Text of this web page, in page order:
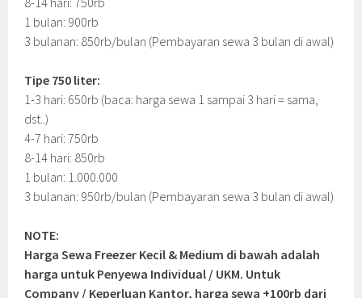
1 bulan: 900rb
3 bulanan: 850rb/bulan (Pembayaran sewa 3 bulan di awal)
Tipe 750 liter:
1-3 hari: 650rb (baca: harga sewa 1 sampai 3 hari = sama,
dst..)
4-7 hari: 750rb
8-14 hari: 850rb
1 bulan: 1.000.000
3 bulanan: 950rb/bulan (Pembayaran sewa 3 bulan di awal)
NOTE:
Harga Sewa Freezer Kecil & Medium di bawah adalah
harga untuk Penyewa Individual / UKM. Untuk
Company / Keperluan Kantor, harga sewa +100rb dari